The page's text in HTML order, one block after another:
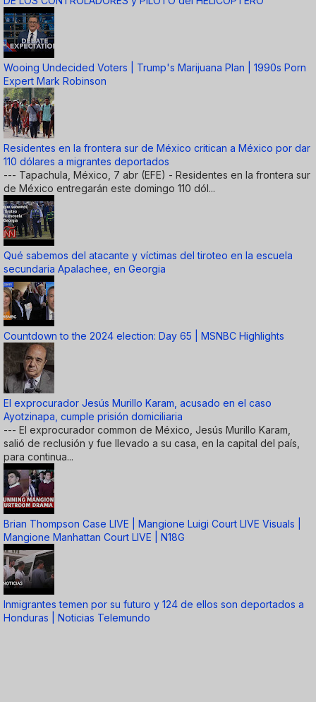
Wooing Undecided Voters | Trump's Marijuana Plan | 1990s Porn
Expert Mark Robinson
Residentes en la frontera sur de México critican a México por dar
110 dólares a migrantes deportados
--- Tapachula, México, 7 abr (EFE) - Residentes en la frontera sur
de México entregarán este domingo 110 dól...
Qué sabemos del atacante y víctimas del tiroteo en la escuela
secundaria Apalachee, en Georgia
Countdown to the 2024 election: Day 65 | MSNBC Highlights
El exprocurador Jesús Murillo Karam, acusado en el caso
Ayotzinapa, cumple prisión domiciliaria
--- El exprocurador common de México, Jesús Murillo Karam,
salió de reclusión y fue llevado a su casa, en la capital del país,
para continua...
Brian Thompson Case LIVE | Mangione Luigi Court LIVE Visuals |
Mangione Manhattan Court LIVE | N18G
Inmigrantes temen por su futuro y 124 de ellos son deportados a
Honduras | Noticias Telemundo